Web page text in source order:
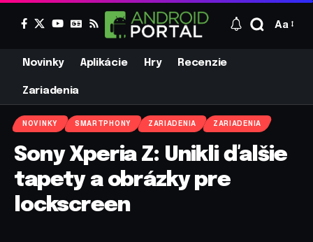
Aa
Novinky Aplikácie Hry Recenzie
Zariadenia
NOVINKY SMARTPHONY ZARIADENIA ZARIADENIA
Sony Xperia Z: Unikli ďalšie
tapety a obrázky pre
lockscreen